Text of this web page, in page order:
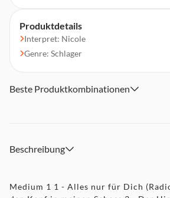
Produktdetails
Interpret: Nicole
Genre: Schlager
Beste Produktkombinationen
Beschreibung
Medium 1 1 - Alles nur für Dich